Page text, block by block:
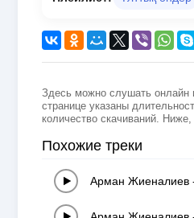
Здесь можно слушать онлайн
странице указаны
количество скачиваний.
Похожие треки
Арман Жиеналиев